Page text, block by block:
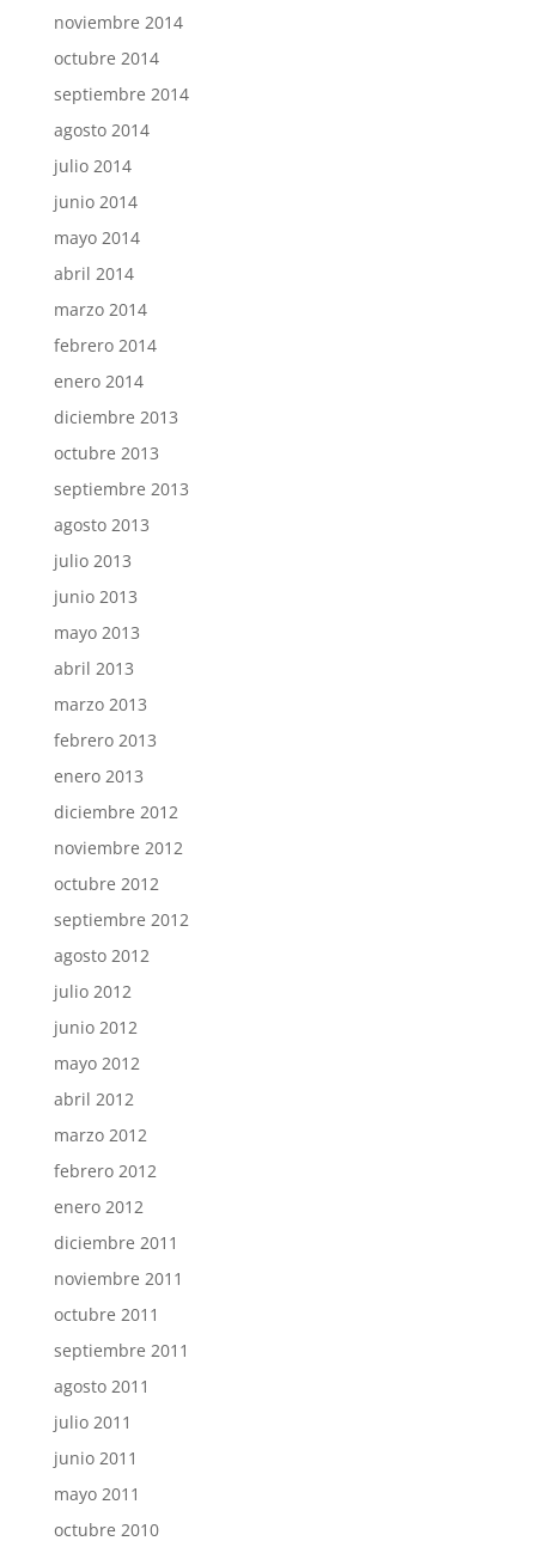
noviembre 2014
octubre 2014
septiembre 2014
agosto 2014
julio 2014
junio 2014
mayo 2014
abril 2014
marzo 2014
febrero 2014
enero 2014
diciembre 2013
octubre 2013
septiembre 2013
agosto 2013
julio 2013
junio 2013
mayo 2013
abril 2013
marzo 2013
febrero 2013
enero 2013
diciembre 2012
noviembre 2012
octubre 2012
septiembre 2012
agosto 2012
julio 2012
junio 2012
mayo 2012
abril 2012
marzo 2012
febrero 2012
enero 2012
diciembre 2011
noviembre 2011
octubre 2011
septiembre 2011
agosto 2011
julio 2011
junio 2011
mayo 2011
octubre 2010